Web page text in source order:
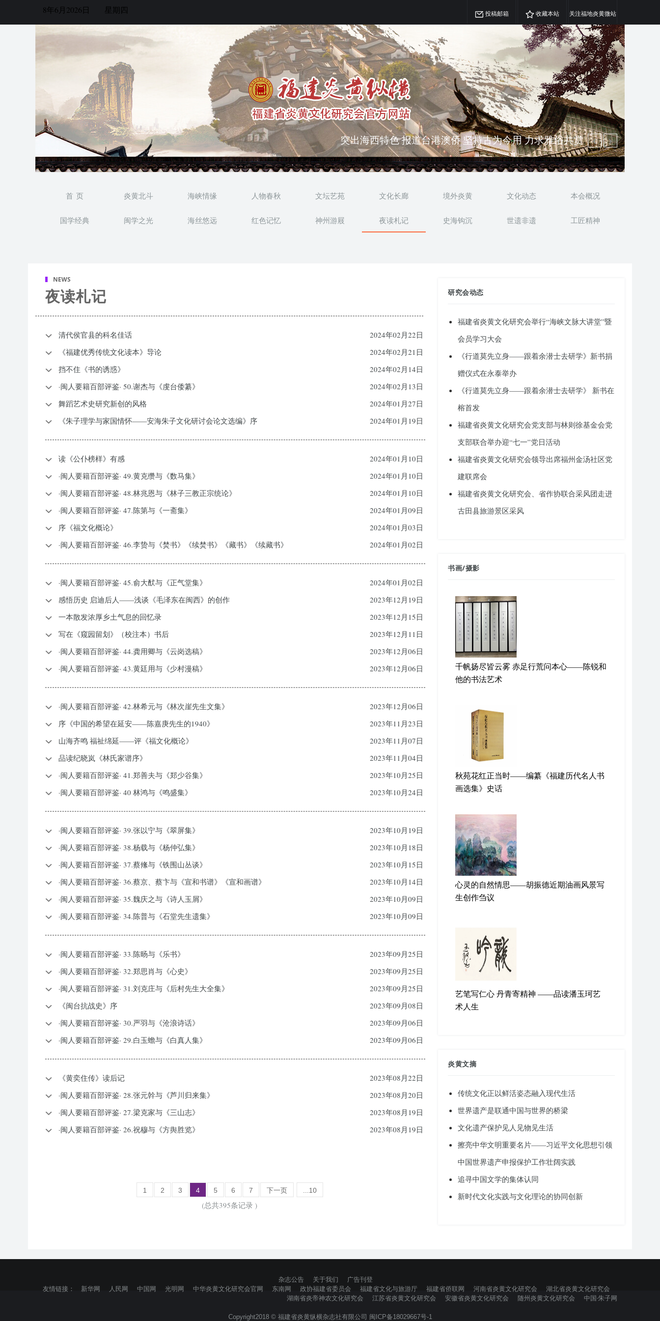
8年6月2026日 星期四 投稿邮箱 收藏本站 关注福地炎黄微站
突出海西特色 报道台港澳侨 坚持古为今用 力求雅俗共赏
弘扬优秀文化 振奋民族精神 介绍民族瑰宝 宣传中华精英
首 页 炎黄北斗 海峡情缘 人物春秋 文坛艺苑 文化长廊 境外炎黄 文化动态 本会概况
国学经典 闽学之光 海丝悠远 红色记忆 神州游屐 夜读札记 史海钩沉 世遗非遗 工匠精神
NEWS
夜读札记
清代侯官县的科名佳话
2024年02月22日
《福建优秀传统文化读本》导论
2024年02月21日
挡不住《书的诱惑》
2024年02月14日
·闽人要籍百部评鉴· 50.谢杰与《虔台倭纂》
2024年02月13日
舞蹈艺术史研究新创的风格
2024年01月27日
《朱子理学与家国情怀——安海朱子文化研讨会论文选编》序
2024年01月19日
读《公仆榜样》有感
2024年01月10日
·闽人要籍百部评鉴· 49.黄克缵与《数马集》
2024年01月10日
·闽人要籍百部评鉴· 48.林兆恩与《林子三教正宗统论》
2024年01月10日
·闽人要籍百部评鉴· 47.陈第与《一斋集》
2024年01月09日
序《福文化概论》
2024年01月03日
·闽人要籍百部评鉴· 46.李贽与《焚书》《续焚书》《藏书》《续藏书》
2024年01月02日
·闽人要籍百部评鉴· 45.俞大䣭与《正气堂集》
2024年01月02日
感悟历史 启迪后人——浅谈《毛泽东在闽西》的创作
2023年12月19日
一本散发浓厚乡土气息的回忆录
2023年12月15日
写在《窥园留划》（校注本）书后
2023年12月11日
·闽人要籍百部评鉴· 44.龚用卿与《云岗选稿》
2023年12月06日
·闽人要籍百部评鉴· 43.黄廷用与《少村漫稿》
2023年12月06日
·闽人要籍百部评鉴· 42.林希元与《林次崖先生文集》
2023年12月06日
序《中国的希望在延安——陈嘉庚先生的1940》
2023年11月23日
山海齐鸣 福祉绵延——评《福文化概论》
2023年11月07日
品读纪晓岚《林氏家谱序》
2023年11月04日
·闽人要籍百部评鉴· 41.郑善夫与《郑少谷集》
2023年10月25日
·闽人要籍百部评鉴· 40 林鸿与《鸣盛集》
2023年10月24日
·闽人要籍百部评鉴· 39.张以宁与《翠屏集》
2023年10月19日
·闽人要籍百部评鉴· 38.杨载与《杨仲弘集》
2023年10月18日
·闽人要籍百部评鉴· 37.蔡絛与《铁围山丛谈》
2023年10月15日
·闽人要籍百部评鉴· 36.蔡京、蔡卞与《宣和书谱》《宣和画谱》
2023年10月14日
·闽人要籍百部评鉴· 35.魏庆之与《诗人玉屑》
2023年10月09日
·闽人要籍百部评鉴· 34.陈普与《石堂先生遗集》
2023年10月09日
·闽人要籍百部评鉴· 33.陈旸与《乐书》
2023年09月25日
·闽人要籍百部评鉴· 32.郑思肖与《心史》
2023年09月25日
·闽人要籍百部评鉴· 31.刘克庄与《后村先生大全集》
2023年09月25日
《闽台抗战史》序
2023年09月08日
·闽人要籍百部评鉴· 30.严羽与《沧浪诗话》
2023年09月06日
·闽人要籍百部评鉴· 29.白玉蟾与《白真人集》
2023年09月06日
《黄奕住传》读后记
2023年08月22日
·闽人要籍百部评鉴· 28.张元幹与《芦川归来集》
2023年08月20日
·闽人要籍百部评鉴· 27.梁克家与《三山志》
2023年08月19日
·闽人要籍百部评鉴· 26.祝穆与《方舆胜览》
2023年08月19日
1 2 3 4 5 6 7 下一页 ...10
(总共395条记录 )
研究会动态
福建省炎黄文化研究会举行“海峡文脉大讲堂”暨
会员学习大会
《行道莫先立身——跟着余潜士去研学》新书捐
赠仪式在永泰举办
《行道莫先立身——跟着余潜士去研学》 新书在
榕首发
福建省炎黄文化研究会党支部与林则徐基金会党
支部联合举办迎“七一”党日活动
福建省炎黄文化研究会领导出席福州金汤社区党
建联席会
福建省炎黄文化研究会、省作协联合采风团走进
古田县旅游景区采风
书画/摄影
千帆扬尽皆云雾 赤足行荒问本心——陈锐和
他的书法艺术
秋苑花红正当时——编纂《福建历代名人书
画选集》史话
心灵的自然情思——胡振德近期油画风景写
生创作刍议
艺笔写仁心 丹青寄精神 ——品读潘玉珂艺
术人生
炎黄文摘
传统文化正以鲜活姿态融入现代生活
世界遗产是联通中国与世界的桥梁
文化遗产保护见人见物见生活
擦亮中华文明重要名片——习近平文化思想引领
中国世界遗产申报保护工作壮阔实践
追寻中国文学的集体认同
新时代文化实践与文化理论的协同创新
杂志公告 关于我们
广告刊登
友情链接：
新华网 人民网 中国网 光明网 中华炎黄文化研究会官网 东南网 政协福建省委员会 福建省文化与旅游厅 福建省侨联网 河南省炎黄文化研究会
湖北省炎黄文化研究会
湖南省炎帝神农文化研究会
江苏省炎黄文化研究会 安徽省炎黄文化研究会 随州炎黄文化研究会 中国·朱子网
Copyright2018 © 福建省炎黄纵横杂志社有限公司 闽ICP备18029667号-1